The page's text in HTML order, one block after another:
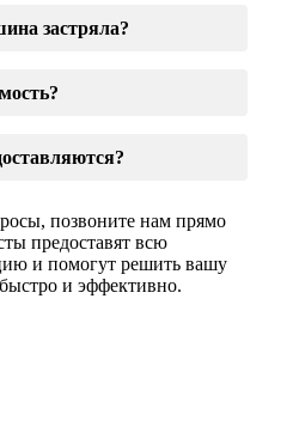
застряла?
позвоните нам прямо
предоставят всю
и помогут решить вашу
и эффективно.